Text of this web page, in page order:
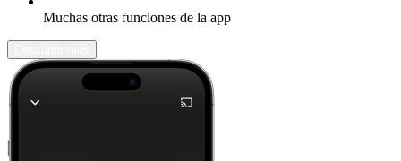
Muchas otras funciones de la app